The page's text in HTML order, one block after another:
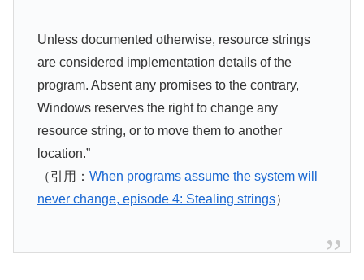
Unless documented otherwise, resource strings
are considered implementation details of the
program. Absent any promises to the contrary,
Windows reserves the right to change any
resource string, or to move them to another
location.”
（引用： When programs assume the system will
never change, episode 4: Stealing strings）